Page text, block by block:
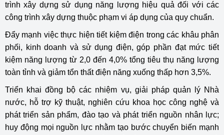
trình xây dựng sử dụng năng lượng hiệu quả đối với các
công trình xây dựng thuộc phạm vi áp dụng của quy chuẩn.
Đẩy mạnh việc thực hiện tiết kiệm điện trong các khâu phân
phối, kinh doanh và sử dụng điện, góp phần đạt mức tiết
kiệm năng lượng từ 2,0 đến 4,0% tổng tiêu thụ năng lượng
toàn tỉnh và giảm tổn thất điện năng xuống thấp hơn 3,5%.
Triển khai đồng bộ các nhiệm vụ, giải pháp quản lý Nhà
nước, hỗ trợ kỹ thuật, nghiên cứu khoa học công nghệ và
phát triển sản phẩm, đào tạo và phát triển nguồn nhân lực;
huy động mọi nguồn lực nhằm tạo bước chuyển biến mạnh